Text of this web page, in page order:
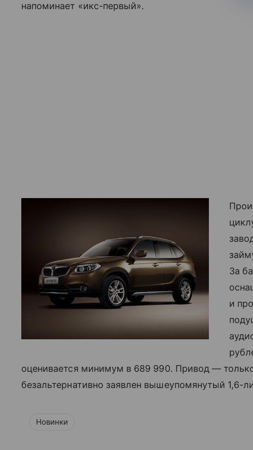
напоминает «икс-первый».
За
и
оценивается минимум в 689 990. Привод ―
безальтернативно заявлен вышеупомянутый 1,6-
Новинки